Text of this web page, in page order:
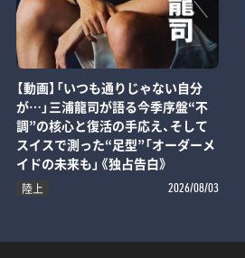
【動画】「いつも通りじゃない自分
が…」三浦龍司が語る今季序盤“不
調”の核心と復活の手応え、そして
スイスで測った“足型”「オーダーメ
イドの未来も」《独占告白》
陸上 2026/08/03